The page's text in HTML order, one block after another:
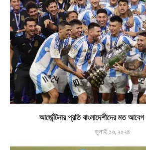
আর্জেন্টিনার প্রতি বাংলাদেশীদের মত
জুলাই ১৬, ২০২৪